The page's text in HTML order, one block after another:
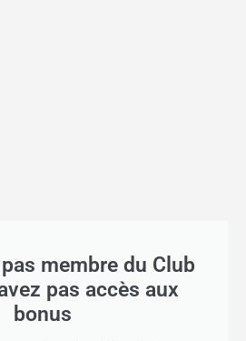
membre du Club
pas accès aux
bonus